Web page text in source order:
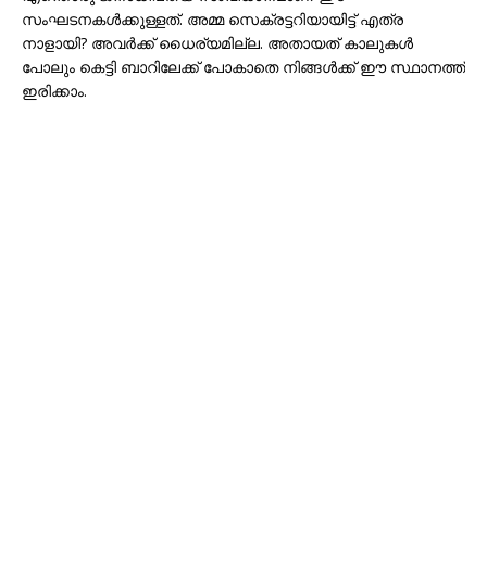
സംഘടനകൾക്കുള്ളത്. അമ്മ സെക്രട്ടറിയായിട്ട് എത്ര
നാളായി? അവർക്ക് ധൈര്യമില്ല. അതായത് കാലുകൾ
പോലും കെട്ടി ബാറിലേക്ക് പോകാതെ നിങ്ങൾക്ക് ഈ സ്ഥാനത്ത്
ഇരിക്കാം.